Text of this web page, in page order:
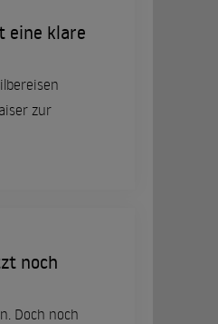
eine klare
zur
noch
Doch noch